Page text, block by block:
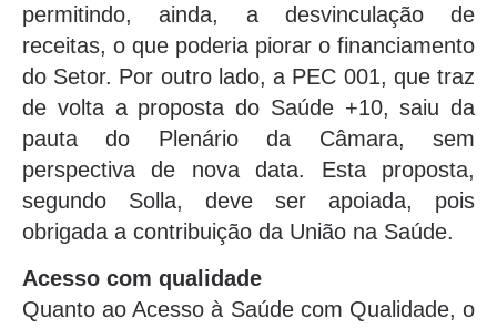
permitindo, ainda, a desvinculação de
receitas, o que poderia piorar o financiamento
do Setor. Por outro lado, a PEC 001, que traz
de volta a proposta do Saúde +10, saiu da
pauta do Plenário da Câmara, sem
perspectiva de nova data. Esta proposta,
segundo Solla, deve ser apoiada, pois
obrigada a contribuição da União na Saúde.
Acesso com qualidade
Quanto ao Acesso à Saúde com Qualidade, o